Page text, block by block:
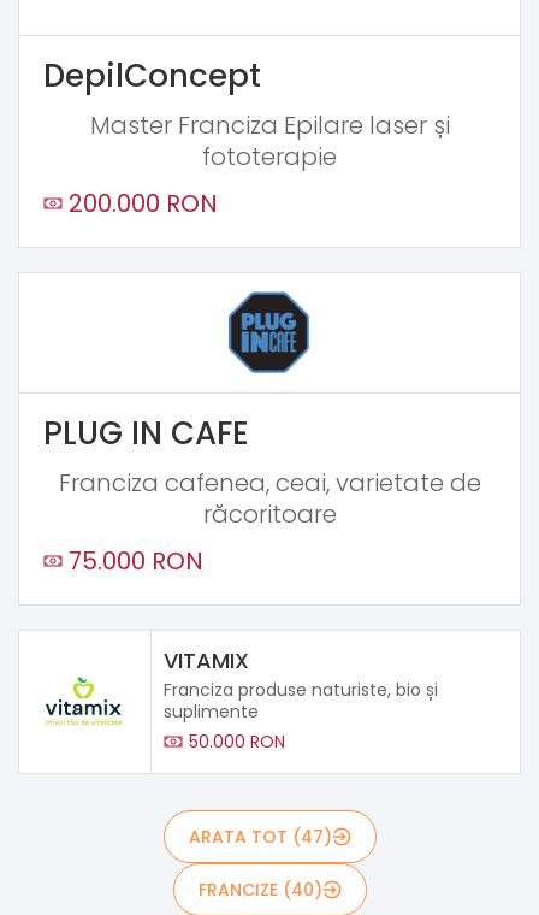
DepilConcept
Master Franciza Epilare laser și
fototerapie
200.000 RON
PLUG IN CAFE
Franciza cafenea, ceai, varietate de
răcoritoare
75.000 RON
VITAMIX
Franciza produse naturiste, bio și
suplimente
50.000 RON
ARATA TOT (47)
FRANCIZE (40)